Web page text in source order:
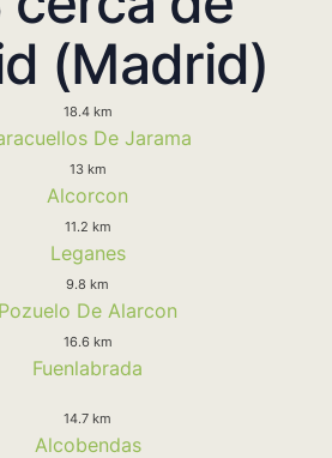
(Madrid)
18.4 km
De Jarama
13 km
Alcorcon
11.2 km
Leganes
9.8 km
Pozuelo De Alarcon
16.6 km
Fuenlabrada
14.7 km
Alcobendas